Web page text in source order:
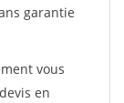
garantie
vous
en